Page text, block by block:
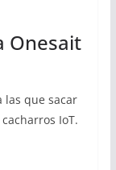
Onesait
las que sacar
IoT.